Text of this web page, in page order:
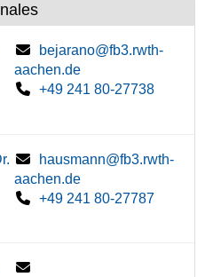
bejarano@fb3.rwth-
aachen.de
+49 241 80-27738
hausmann@fb3.rwth-
aachen.de
+49 241 80-27787